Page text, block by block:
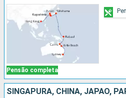
Pensão completa